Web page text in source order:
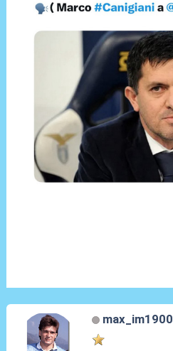
max_im1900